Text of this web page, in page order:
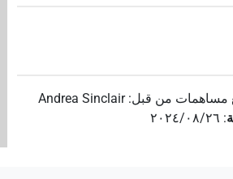
مساهمات من قبل:
Andrea Sinclair
: ٢٠٢٤/٠٨/٢٦